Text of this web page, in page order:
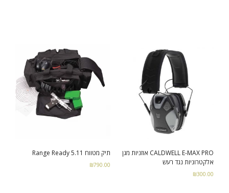
CALDWELL E-MAX PRO אוזניות מגן
אלקטרוניות נגד רעש
₪300.00
תיק מטווח Range Ready 5.11
₪790.00